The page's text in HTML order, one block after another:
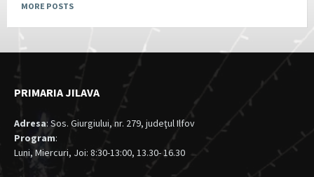
MORE POSTS
PRIMARIA JILAVA
Adresa: Sos. Giurgiului, nr. 279, judeţul Ilfov
Program:
Luni, Miercuri, Joi: 8:30-13:00, 13.30- 16.30